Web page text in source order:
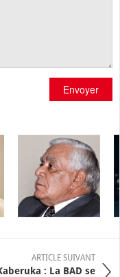
Envoyer
ARTICLE SUIVANT
: La BAD se